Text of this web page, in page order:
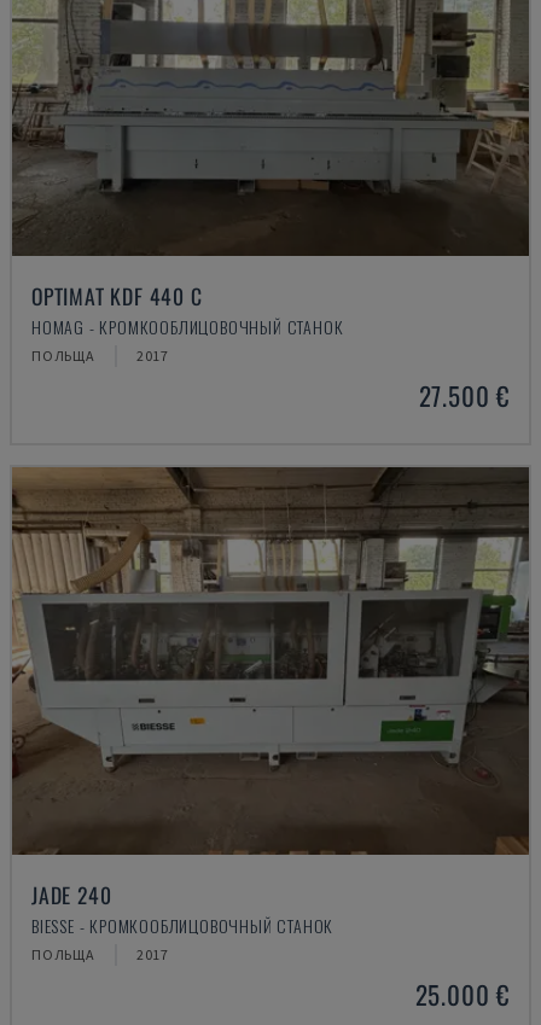
OPTIMAT KDF 440 C
HOMAG - КРОМКООБЛИЦОВОЧНЫЙ СТАНОК
ПОЛЬЩА 2017
27.500 €
JADE 240
BIESSE - КРОМКООБЛИЦОВОЧНЫЙ СТАНОК
ПОЛЬЩА 2017
25.000 €